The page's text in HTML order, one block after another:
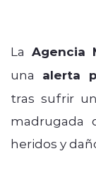
La Agencia
una alerta
tras sufrir
madrugada
heridos y